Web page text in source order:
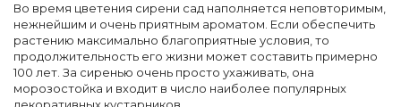
Во время цветения сирени сад наполняется неповторимым,
нежнейшим и очень приятным ароматом. Если обеспечить
растению максимально благоприятные условия, то
продолжительность его жизни может составить примерно
100 лет. За сиренью очень просто ухаживать, она
морозостойка и входит в число наиболее популярных